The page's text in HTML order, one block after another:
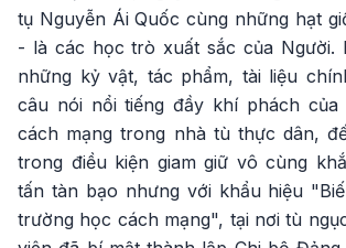
tụ Nguyễn Ái Quốc cùng những hạt
- là các học trò xuất sắc của Người.
những kỷ vật, tác phẩm, tài liệu
câu nói nổi tiếng đầy khí phách của
cách mạng trong nhà tù thực dân,
trong điều kiện giam giữ vô cùng
tấn tàn bạo nhưng với khẩu hiệu
trường học cách mạng", tại nơi tù